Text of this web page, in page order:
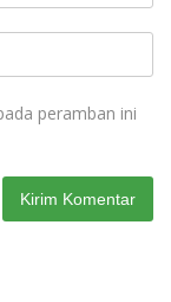
peramban ini